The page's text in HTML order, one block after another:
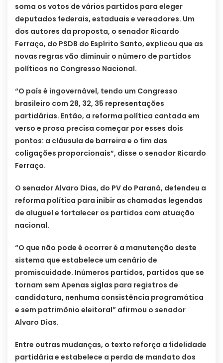
soma os votos de vários partidos para eleger
deputados federais, estaduais e vereadores. Um
dos autores da proposta, o senador Ricardo
Ferraço, do PSDB do Espírito Santo, explicou que as
novas regras vão diminuir o número de partidos
políticos no Congresso Nacional.
“O país é ingovernável, tendo um Congresso
brasileiro com 28, 32, 35 representações
partidárias. Então, a reforma política cantada em
verso e prosa precisa começar por esses dois
pontos: a cláusula de barreira e o fim das
coligações proporcionais”, disse o senador Ricardo
Ferraço.
O senador Alvaro Dias, do PV do Paraná, defendeu a
reforma política para inibir as chamadas legendas
de aluguel e fortalecer os partidos com atuação
nacional.
“O que não pode é ocorrer é a manutenção deste
sistema que estabelece um cenário de
promiscuidade. Inúmeros partidos, partidos que se
tornam sem Apenas siglas para registros de
candidatura, nenhuma consistência programática
e sem patrimônio eleitoral” afirmou o senador
Alvaro Dias.
Entre outras mudanças, o texto reforça a fidelidade
partidária e estabelece a perda de mandato dos